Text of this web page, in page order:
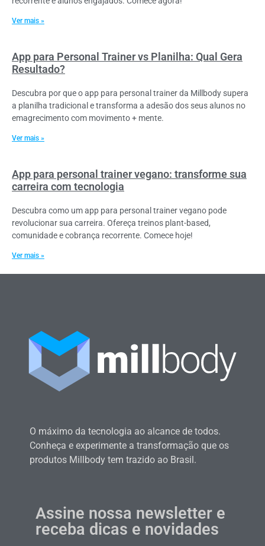
Ver mais »
App para Personal Trainer vs Planilha: Qual Gera
Resultado?
Descubra por que o app para personal trainer da Millbody supera
a planilha tradicional e transforma a adesão dos seus alunos no
emagrecimento com movimento + mente.
Ver mais »
App para personal trainer vegano: transforme sua
carreira com tecnologia
Descubra como um app para personal trainer vegano pode
revolucionar sua carreira. Ofereça treinos plant-based,
comunidade e cobrança recorrente. Comece hoje!
Ver mais »
O máximo da tecnologia ao alcance de todos.
Conheça e experimente a transformação que os
produtos Millbody tem trazido ao Brasil.
Assine nossa newsletter e
receba dicas e novidades